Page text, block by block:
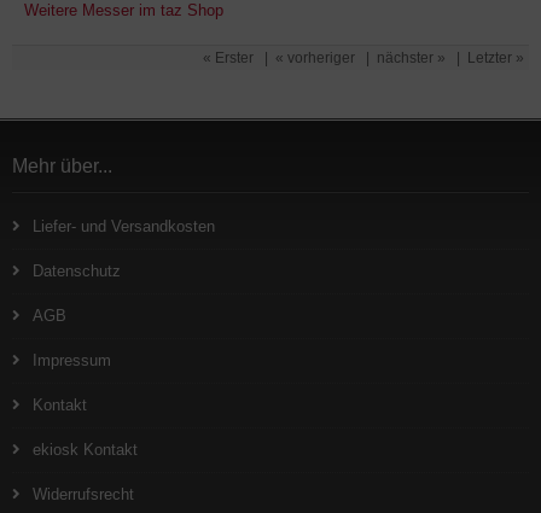
Weitere Messer im taz Shop
« Erster « vorheriger nächster » Letzter »
Mehr über...
Liefer- und Versandkosten
Datenschutz
AGB
Impressum
Kontakt
ekiosk Kontakt
Widerrufsrecht